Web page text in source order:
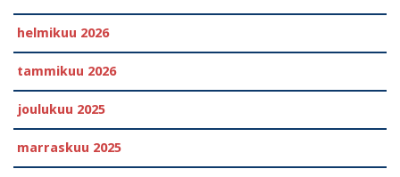
helmikuu 2026
tammikuu 2026
joulukuu 2025
marraskuu 2025